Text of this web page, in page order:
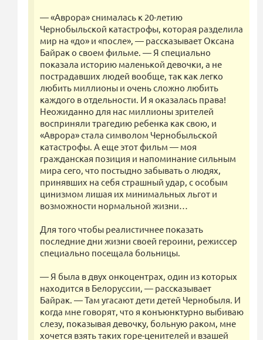
— «Аврора» снималась к 20-летию
Чернобыльской катастрофы, которая разделила
мир на «до» и «после», — рассказывает Оксана
Байрак о своем фильме. — Я специально
показала историю маленькой девочки, а не
пострадавших людей вообще, так как легко
любить миллионы и очень сложно любить
каждого в отдельности. И я оказалась права!
Неожиданно для нас миллионы зрителей
восприняли трагедию ребенка как свою, и
«Аврора» стала символом Чернобыльской
катастрофы. А еще этот фильм — моя
гражданская позиция и напоминание сильным
мира сего, что постыдно забывать о людях,
принявших на себя страшный удар, с особым
цинизмом лишая их минимальных льгот и
возможности нормальной жизни…
Для того чтобы реалистичнее показать
последние дни жизни своей героини, режиссер
специально посещала больницы.
— Я была в двух онкоцентрах, один из которых
находится в Белоруссии, — рассказывает
Байрак. — Там угасают дети детей Чернобыля. И
когда мне говорят, что я конъюнктурно выбиваю
слезу, показывая девочку, больную раком, мне
хочется взять таких горе-ценителей и взашей